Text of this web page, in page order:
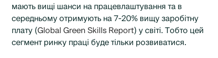
мають вищі шанси на працевлаштування та в
середньому отримують на 7-20% вищу заробітну
плату (Global Green Skills Report) у світі. Тобто цей
сегмент ринку праці буде тільки розвиватися.